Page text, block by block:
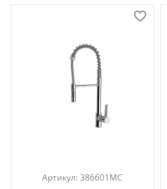
Артикул: 386601MC